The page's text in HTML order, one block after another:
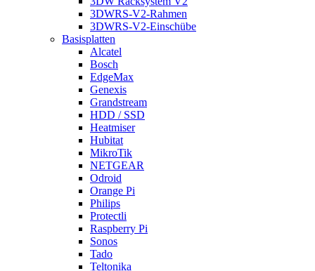
3DWRS-V2-Rahmen
3DWRS-V2-Einschübe
Basisplatten
Alcatel
Bosch
EdgeMax
Genexis
Grandstream
HDD / SSD
Heatmiser
Hubitat
MikroTik
NETGEAR
Odroid
Orange Pi
Philips
Protectli
Raspberry Pi
Sonos
Tado
Teltonika